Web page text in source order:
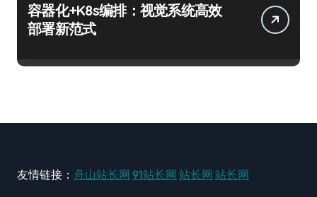
容器化+K8s编排：视觉系统高效
部署新范式
友情链接： 舟山站长网 91站长网 站长网 站长网